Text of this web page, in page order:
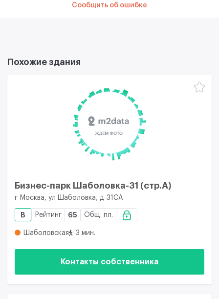
Сообщить об ошибке
Похожие здания
Бизнес-парк Шаболовка-31 (стр.А)
г Москва, ул Шаболовка, д 31СА
B Рейтинг 65 Общ. пл.
Шаболовская 3 мин.
Контакты собственника